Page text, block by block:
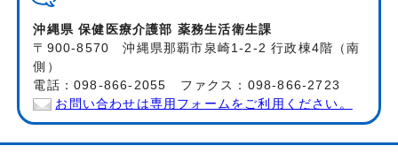
沖縄県 保健医療介護部 薬務生活衛生課
〒900-8570 沖縄県那覇市泉崎1-2-2 行政棟4階（南
側）
電話：098-866-2055 ファクス：098-866-2723
お問い合わせは専用フォームをご利用ください。